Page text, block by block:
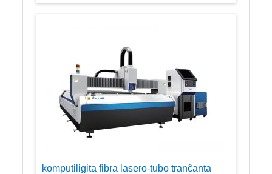
komputiligita fibra lasero-tubo tranĉanta